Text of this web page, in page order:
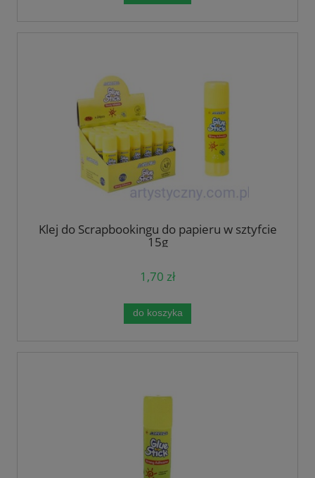
Klej do Scrapbookingu do papieru w sztyfcie
15g
1,70 zł
do koszyka